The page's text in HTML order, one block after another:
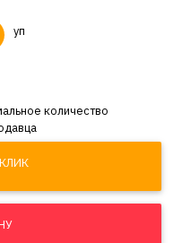
уп
количество